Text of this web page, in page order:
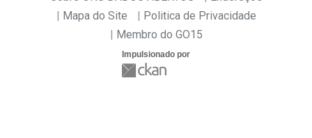
Mapa do Site
Politica de Privacidade
Membro do GO15
Impulsionado por